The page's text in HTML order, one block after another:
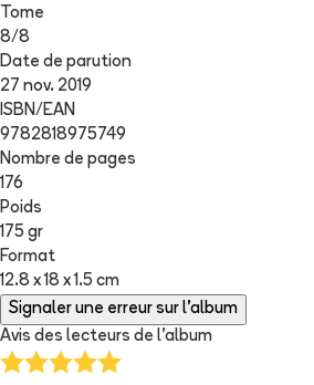
Tome
8/8
Date de parution
27 nov. 2019
ISBN/EAN
9782818975749
Nombre de pages
176
Poids
175 gr
Format
12.8 x 18 x 1.5 cm
Signaler une erreur sur l'album
Avis des lecteurs de l'album